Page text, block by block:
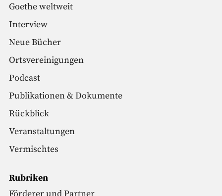
Goethe weltweit
Interview
Neue Bücher
Ortsvereinigungen
Podcast
Publikationen & Dokumente
Rückblick
Veranstaltungen
Vermischtes
Rubriken
Förderer und Partner